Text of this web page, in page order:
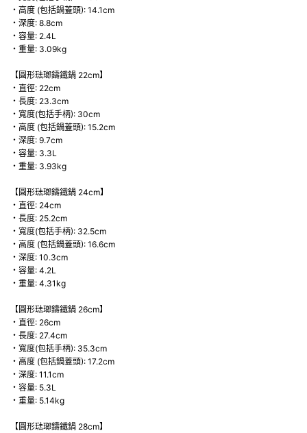
・高度 (包括鍋蓋頭): 14.1cm
・深度: 8.8cm
・容量: 2.4L
・重量: 3.09kg
【圓形琺瑯鑄鐵鍋 22cm】
・直徑: 22cm
・長度: 23.3cm
・寬度(包括手柄): 30cm
・高度 (包括鍋蓋頭): 15.2cm
・深度: 9.7cm
・容量: 3.3L
・重量: 3.93kg
【圓形琺瑯鑄鐵鍋 24cm】
・直徑: 24cm
・長度: 25.2cm
・寬度(包括手柄): 32.5cm
・高度 (包括鍋蓋頭): 16.6cm
・深度: 10.3cm
・容量: 4.2L
・重量: 4.31kg
【圓形琺瑯鑄鐵鍋 26cm】
・直徑: 26cm
・長度: 27.4cm
・寬度(包括手柄): 35.3cm
・高度 (包括鍋蓋頭): 17.2cm
・深度: 11.1cm
・容量: 5.3L
・重量: 5.14kg
【圓形琺瑯鑄鐵鍋 28cm】